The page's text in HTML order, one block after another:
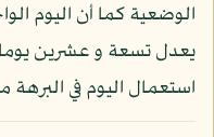
الوضعية كما أن اليوم
يعدل تسعة و عشرين يوما
استعمال اليوم في البرهة